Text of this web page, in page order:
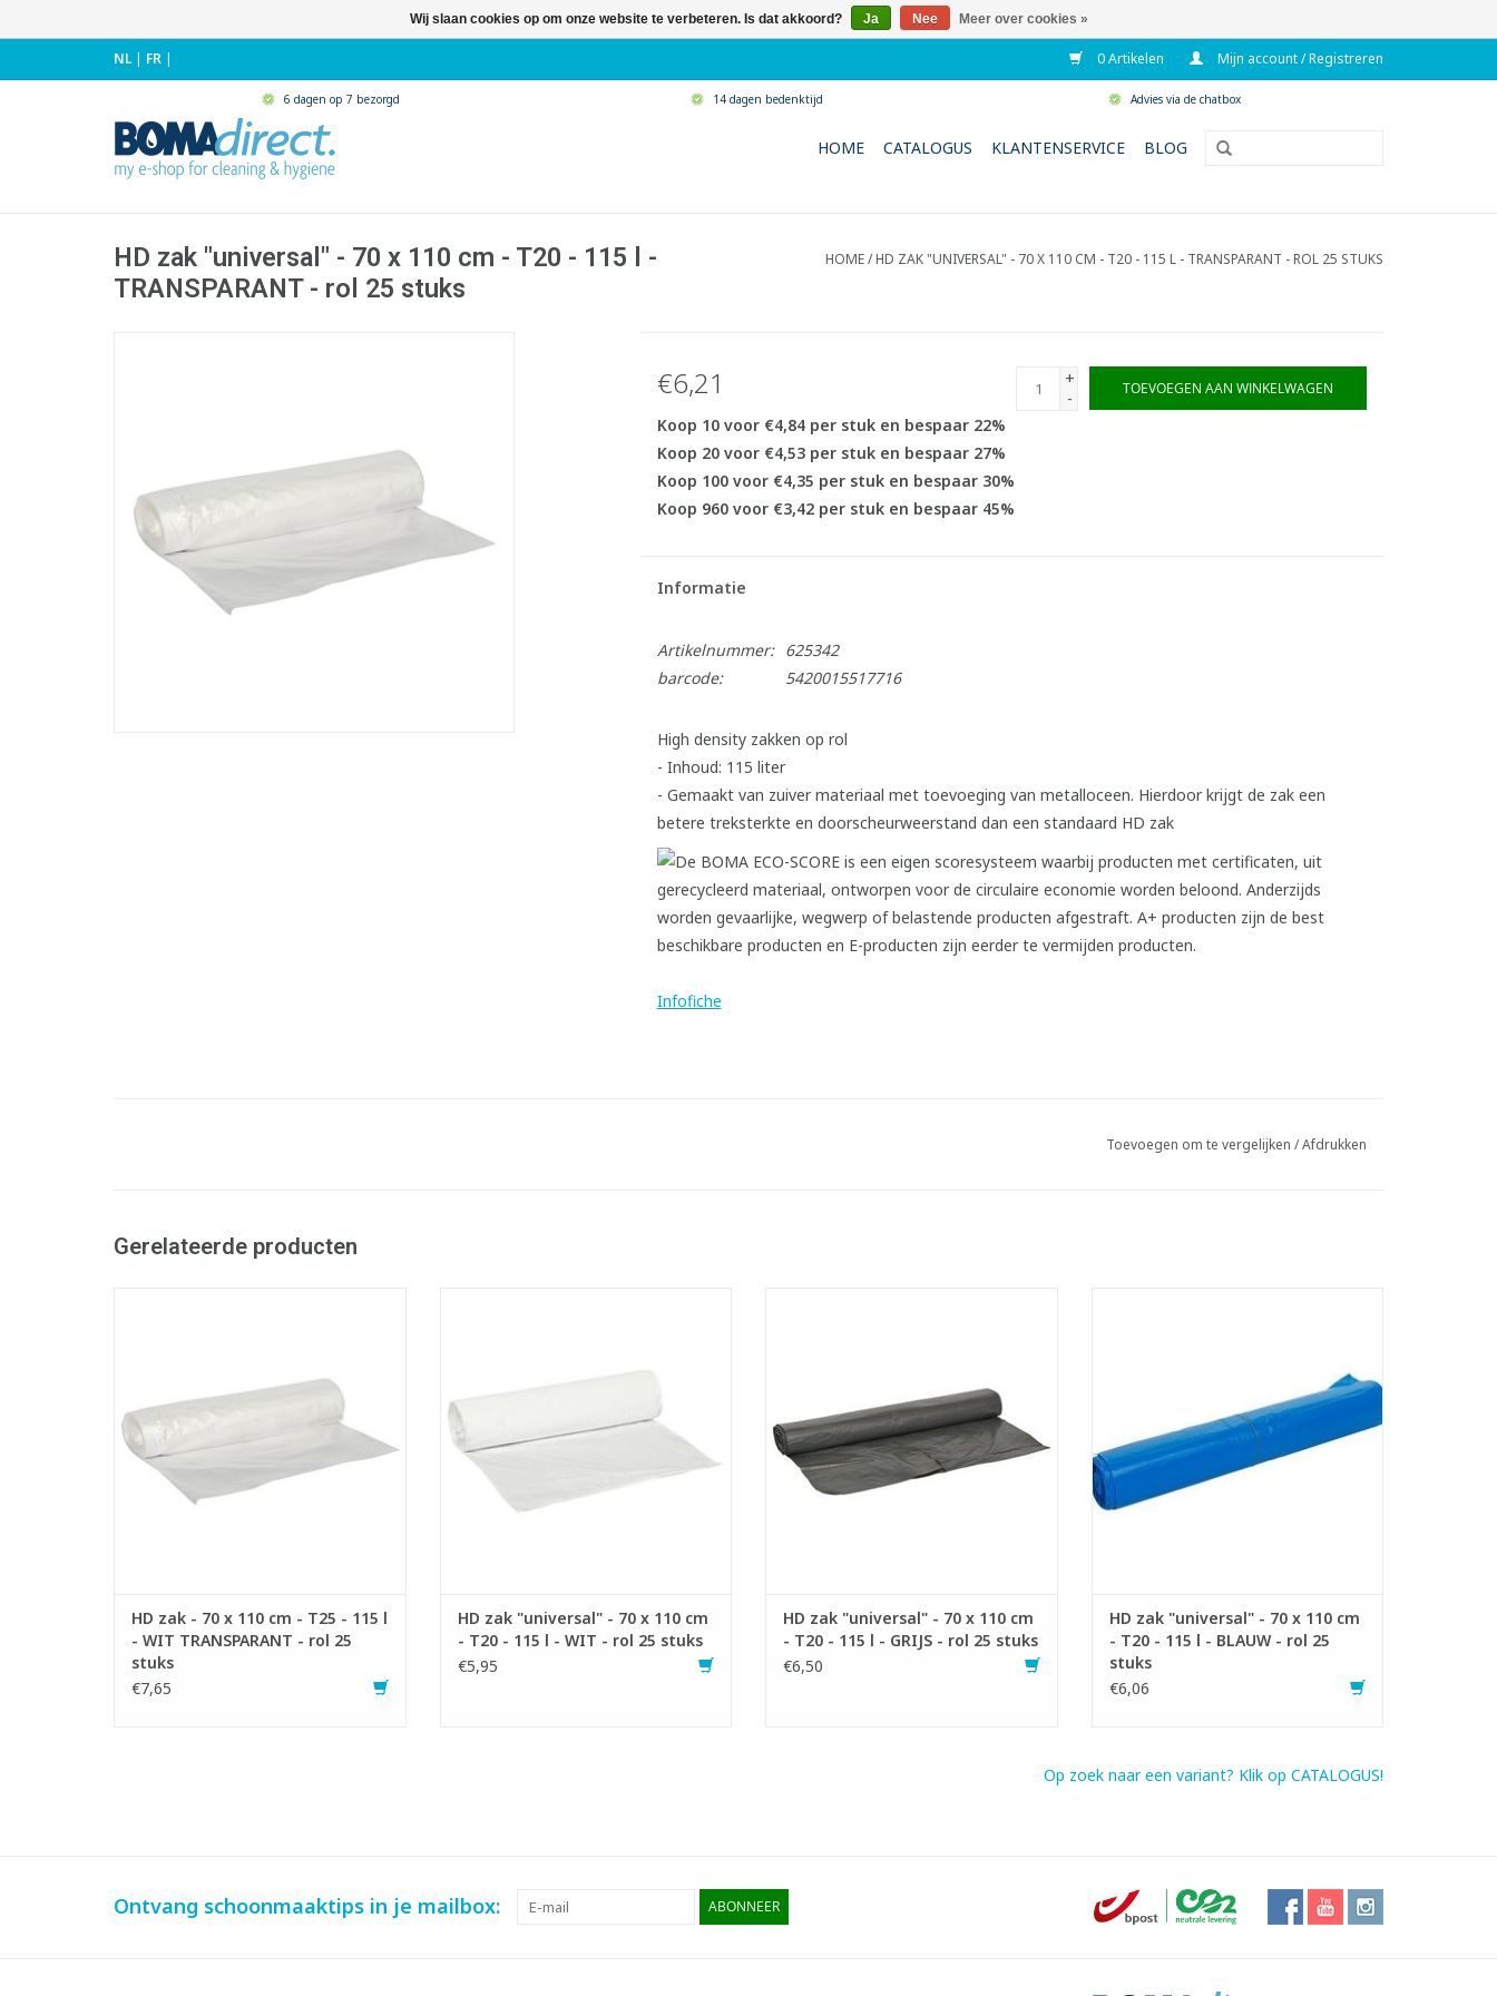
NL| FR | 0 Artikelen Mijn account / Registreren
6 dagen op 7 bezorgd 14 dagen bedenktijd Advies via de chatbox
HOME CATALOGUS KLANTENSERVICE BLOG
HD zak "universal" - 70 x 110 cm - T20 - 115 l -
TRANSPARANT - rol 25 stuks
HOME/HD ZAK "UNIVERSAL" - 70 X 110 CM - T20 - 115 L - TRANSPARANT - ROL 25 STUKS
€6,21
+
-
TOEVOEGEN AAN WINKELWAGEN
Koop 10 voor €4,84 per stuk en bespaar 22%
Koop 20 voor €4,53 per stuk en bespaar 27%
Koop 100 voor €4,35 per stuk en bespaar 30%
Koop 960 voor €3,42 per stuk en bespaar 45%
Informatie
Artikelnummer:
625342
barcode:
5420015517716
High density zakken op rol
- Inhoud: 115 liter
- Gemaakt van zuiver materiaal met toevoeging van metalloceen. Hierdoor krijgt de zak een
betere treksterkte en doorscheurweerstand dan een standaard HD zak
Infofiche
Toevoegen om te vergelijken /Afdrukken
Gerelateerde producten
- Gemaakt met recycled materiaal.
- Ideaal voor normaal afval.
- Voldoet aan Vlarema 7 en Vlarema 8.
TOEVOEGEN AAN WINKELWAGEN
HD zak - 70 x 110 cm - T25 - 115 l
- WIT TRANSPARANT - rol 25
stuks
€7,65
krijgt de zak een betere treksterkte en
doorscheurweerstand dan een standaard
HD zak
TOEVOEGEN AAN WINKELWAGEN
HD zak "universal" - 70 x 110 cm
- T20 - 115 l - WIT - rol 25 stuks
€5,95
krijgt de zak een betere treksterkte en
doorscheurweerstand dan een standaard
HD zak
TOEVOEGEN AAN WINKELWAGEN
HD zak "universal" - 70 x 110 cm
- T20 - 115 l - GRIJS - rol 25 stuks
€6,50
krijgt de zak een betere treksterkte en
doorscheurweerstand dan een standaard
HD zak
TOEVOEGEN AAN WINKELWAGEN
HD zak "universal" - 70 x 110 cm
- T20 - 115 l - BLAUW - rol 25
stuks
€6,06
Op zoek naar een variant? Klik op CATALOGUS!
Ontvang schoonmaaktips in je mailbox: ABONNEER
Wij slaan cookies op om onze website te verbeteren. Is dat akkoord? Ja Nee Meer over cookies »